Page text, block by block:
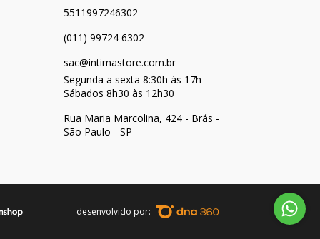
5511997246302
(011) 99724 6302
sac@intimastore.com.br
Segunda a sexta 8:30h às 17h
Sábados 8h30 às 12h30
Rua Maria Marcolina, 424 - Brás -
São Paulo - SP
desenvolvido por: